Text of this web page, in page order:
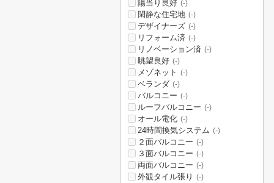
陽当り良好 (-)
閑静な住宅地 (-)
デザイナーズ (-)
リフォーム済 (-)
リノベーション済 (-)
眺望良好 (-)
メゾネット (-)
ベランダ (-)
バルコニー (-)
ルーフバルコニー (-)
オール電化 (-)
24時間換気システム (-)
２面バルコニー (-)
３面バルコニー (-)
両面バルコニー (-)
外観タイル張り (-)